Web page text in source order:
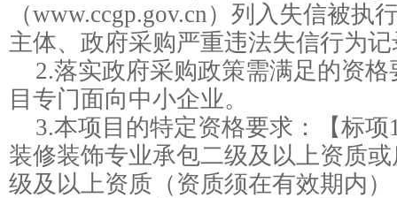
（www.ccgp.gov.cn）列入失信被执
主体、政府采购严重违法失信行为
2.落实政府采购政策需满足的资格
目专门面向中小企业。
3.本项目的特定资格要求：
【标
装修装饰专业承包二级及以上资质
级及以上资质（资质须在有效期内